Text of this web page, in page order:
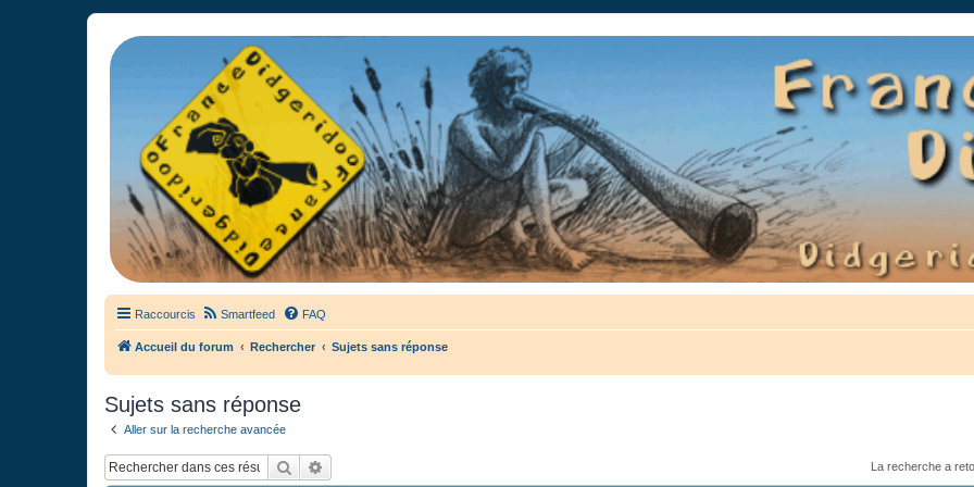
France Didgeridoo
Didgeridoo et Guimbarde sur France Didgeridoo - retrouvez la communauté.
Raccourcis Smartfeed FAQ
Accueil du forum Rechercher Sujets sans réponse
Sujets sans réponse
Aller sur la recherche avancée
Rechercher La recherche a